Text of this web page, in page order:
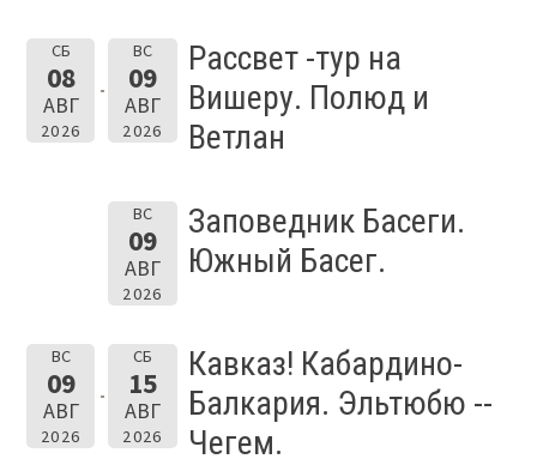
СБ
08
АВГ
2026
ВС
09
АВГ
2026
Рассвет -тур на
Вишеру. Полюд и
Ветлан
ВС
09
АВГ
2026
Заповедник Басеги.
Южный Басег.
ВС
09
АВГ
2026
СБ
15
АВГ
2026
Кавказ! Кабардино-
Балкария. Эльтюбю --
Чегем.